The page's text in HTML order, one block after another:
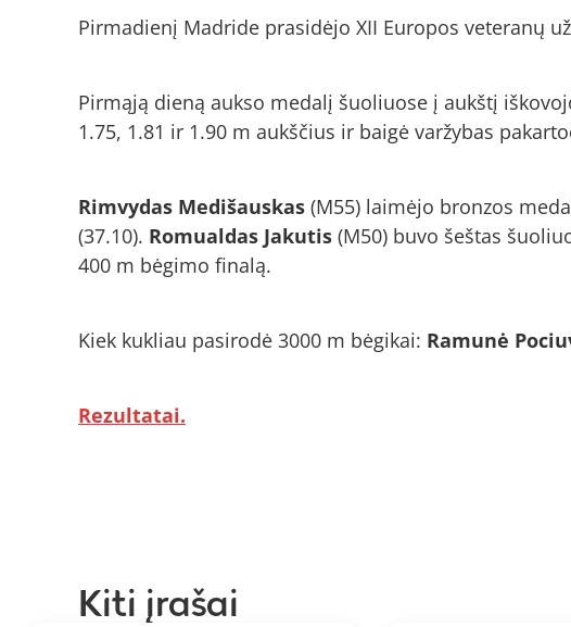
Pirmadienį Madride prasidėjo XII Europos veteranų
Pirmąją dieną aukso medalį šuoliuose į aukštį
1.75, 1.81 ir 1.90 m aukščius ir baigė varžybas
Rimvydas Medišauskas (M55) laimėjo bronzos
(37.10). Romualdas Jakutis (M50) buvo šeštas
400 m bėgimo finalą.
Kiek kukliau pasirodė 3000 m bėgikai: Ramunė
Rezultatai.
Kiti įrašai